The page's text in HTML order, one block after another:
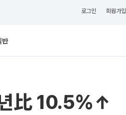
로그인 회원가입
반
년比 10.5%↑